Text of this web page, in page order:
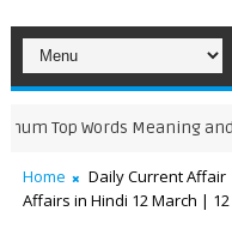
Words Meaning and Line
Home Daily Current Affair
Affairs in Hindi 12 March |